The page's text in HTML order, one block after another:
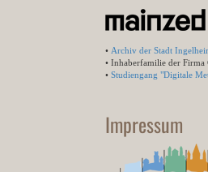
• Archiv der Stadt
• Inhaberfamilie der
• Studiengang "Digitale
Impressum